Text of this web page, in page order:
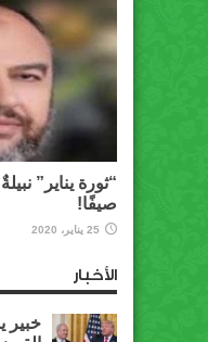
“ثورة يناير”
صيفًا!
25 يناير، 2020
الأخبار
خبير